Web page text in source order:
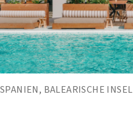
SPANIEN, BALEARISCHE